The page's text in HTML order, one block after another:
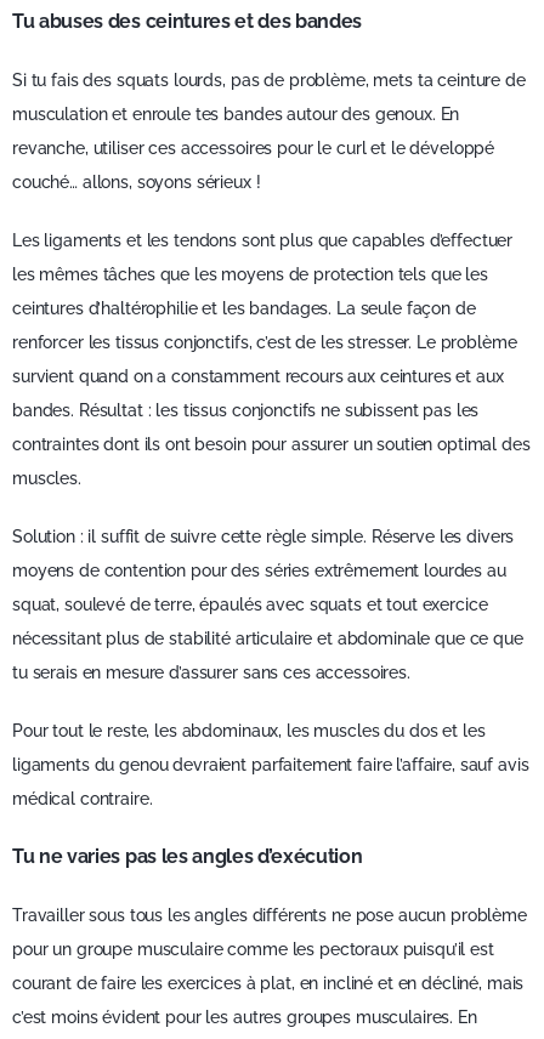
Tu abuses des ceintures et des bandes
Si tu fais des squats lourds, pas de problème, mets ta ceinture de
musculation et enroule tes bandes autour des genoux. En
revanche, utiliser ces accessoires pour le curl et le développé
couché… allons, soyons sérieux !
Les ligaments et les tendons sont plus que capables d’effectuer
les mêmes tâches que les moyens de protection tels que les
ceintures d’haltérophilie et les bandages. La seule façon de
renforcer les tissus conjonctifs, c’est de les stresser. Le problème
survient quand on a constamment recours aux ceintures et aux
bandes. Résultat : les tissus conjonctifs ne subissent pas les
contraintes dont ils ont besoin pour assurer un soutien optimal des
muscles.
Solution : il suffit de suivre cette règle simple. Réserve les divers
moyens de contention pour des séries extrêmement lourdes au
squat, soulevé de terre, épaulés avec squats et tout exercice
nécessitant plus de stabilité articulaire et abdominale que ce que
tu serais en mesure d’assurer sans ces accessoires.
Pour tout le reste, les abdominaux, les muscles du dos et les
ligaments du genou devraient parfaitement faire l’affaire, sauf avis
médical contraire.
Tu ne varies pas les angles d’exécution
Travailler sous tous les angles différents ne pose aucun problème
pour un groupe musculaire comme les pectoraux puisqu’il est
courant de faire les exercices à plat, en incliné et en décliné, mais
c’est moins évident pour les autres groupes musculaires. En